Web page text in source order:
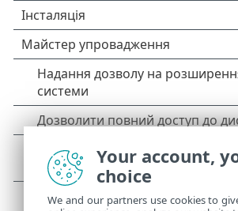
Your account,
choice
We and our partners use cookies to